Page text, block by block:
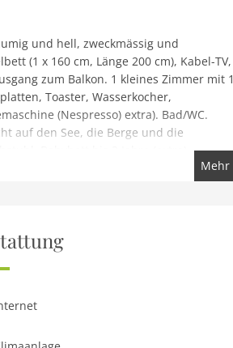
und hell, zweckmässig und
(1 x 160 cm, Länge 200 cm), Kabel-TV,
zum Balkon. 1 kleines Zimmer mit 1
Toaster, Wasserkocher,
(Nespresso) extra). Bad/WC.
auf den See, die Berge und die
Lago di Lugano, umgeben von
exzellente Lage: Absolut zentral und
Garten zum Entspannen,
Im Hause: Fitnessraum,
(zur Mitbenutzung, extra). Zufahrt bis
Melide 2.6 km, Badesee Lago
Mehr